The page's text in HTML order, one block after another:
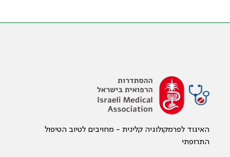
האיגוד לפרמקולוגיה קלינית - מחויבים לטיוב הטיפול
התרופתי